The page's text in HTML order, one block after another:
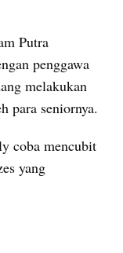
Putra
penggawa
melakukan
para seniornya.
coba mencubit
yang